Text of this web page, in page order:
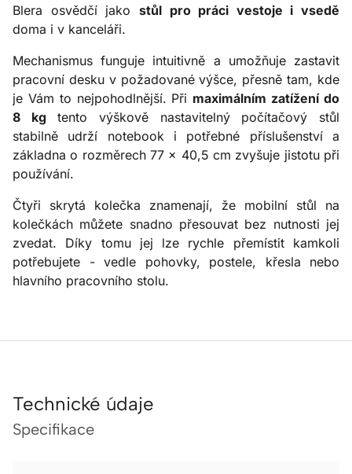
Blera osvědčí jako stůl pro práci vestoje i vsedě
doma i v kanceláři.
Mechanismus funguje intuitivně a umožňuje zastavit
pracovní desku v požadované výšce, přesně tam, kde
je Vám to nejpohodlnější. Při maximálním zatížení do
8 kgtento výškově nastavitelný počítačový stůl
stabilně udrží notebook i potřebné příslušenství a
základna o rozměrech 77 × 40,5 cm zvyšuje jistotu při
používání.
Čtyři skrytá kolečka znamenají, že mobilní stůl na
kolečkách můžete snadno přesouvat bez nutnosti jej
zvedat. Díky tomu jej lze rychle přemístit kamkoli
potřebujete - vedle pohovky, postele, křesla nebo
hlavního pracovního stolu.
Technické údaje
Specifikace